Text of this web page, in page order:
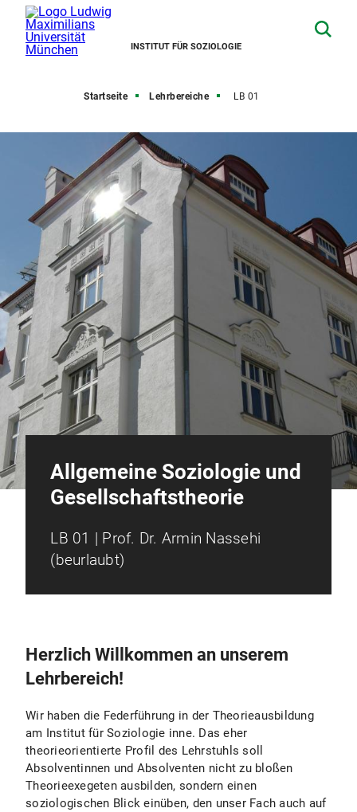
INSTITUT FÜR SOZIOLOGIE
Startseite Lehrbereiche LB 01
Allgemeine Soziologie und
Gesellschaftstheorie
LB 01 | Prof. Dr. Armin Nassehi
(beurlaubt)
Herzlich Willkommen an unserem
Lehrbereich!
Wir haben die Federführung in der Theorieausbildung
am Institut für Soziologie inne. Das eher
theorieorientierte Profil des Lehrstuhls soll
Absolventinnen und Absolventen nicht zu bloßen
Theorieexegeten ausbilden, sondern einen
soziologischen Blick einüben, den unser Fach auch auf